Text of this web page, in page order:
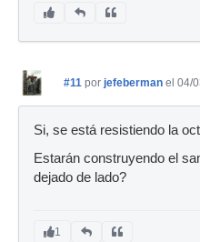
#11 por jefeberman el 04/
Si, se está resistiendo la
Estarán construyendo el
dejado de lado?
1